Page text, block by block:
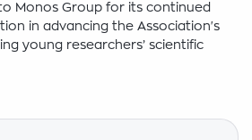
Monos Group for its continued
in advancing the Association's
young researchers’ scientific